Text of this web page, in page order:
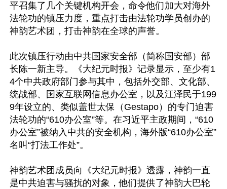
平召集了几个关键机构开会，命令他们加大对海外
法轮功的镇压力度，重点打击由法轮功学员创办的
神韵艺术团，打击神韵在全球的声誉。
此次镇压行动由中共国家安全部（简称国安部）部
长陈一新主导。《大纪元时报》记录显示，至少有1
4个中共政府部门参与其中，包括外交部、文化部、
统战部、国家互联网信息办公室，以及江泽民于199
9年设立的、类似盖世太保（Gestapo）的专门迫害
法轮功的“610办公室”等。在习近平主政期间，“610
办公室”被纳入中共的安全机构，海外版“610办公室”
名叫“打法工作处”。
神韵艺术团成员向《大纪元时报》透露，神韵一直
是中共迫害与骚扰的对象，他们提供了神韵大巴轮